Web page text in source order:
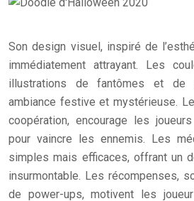
Son design visuel, inspiré de
immédiatement attrayant. Les
illustrations de fantômes et de
ambiance festive et mystérieuse.
coopération, encourage les
pour vaincre les ennemis. Les
simples mais efficaces, offrant un
insurmontable. Les récompenses,
de power-ups, motivent les